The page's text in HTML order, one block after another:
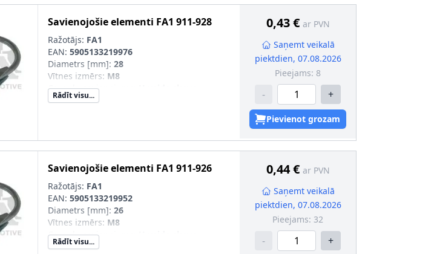
Savienojošie elementi FA1 911-928
Ražotājs: FA1
EAN: 5905133219976
Diametrs [mm]: 28
Vītnes izmērs: M8
Cauruļu savienojums
Rādīt visu...
0,43 € ar PVN
Saņemt veikalā
piektdien, 07.08.2026
Pieejams: 8
- +
Pievienot grozam
Savienojošie elementi FA1 911-926
Ražotājs: FA1
EAN: 5905133219952
Diametrs [mm]: 26
Vītnes izmērs: M8
Cauruļu savienojums
Rādīt visu...
0,44 € ar PVN
Saņemt veikalā
piektdien, 07.08.2026
Pieejams: 32
- +